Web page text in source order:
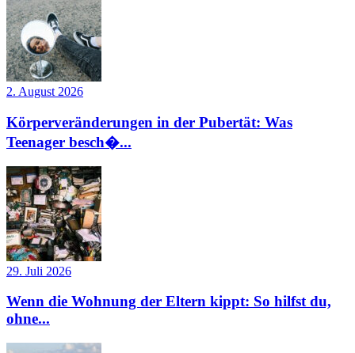
2. August 2026
Körperveränderungen in der Pubertät: Was
Teenager besch�...
29. Juli 2026
Wenn die Wohnung der Eltern kippt: So hilfst du,
ohne...